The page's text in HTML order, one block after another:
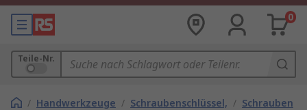
0
Teile-Nr.
/ Handwerkzeuge / Schraubenschlüssel, /